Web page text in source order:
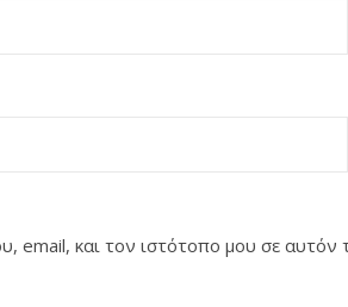
email, και τον ιστότοπο μου σε